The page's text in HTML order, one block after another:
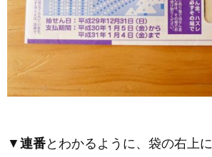
▼ 連番とわかるように、袋の右上